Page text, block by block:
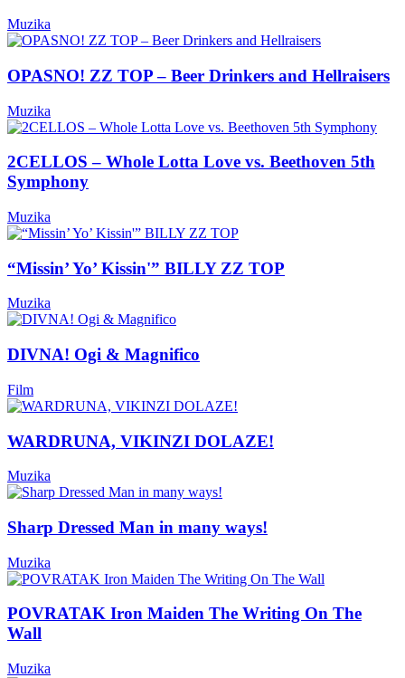
Muzika
OPASNO! ZZ TOP – Beer Drinkers and Hellraisers
Muzika
2CELLOS – Whole Lotta Love vs. Beethoven 5th
Symphony
Muzika
“Missin’ Yo’ Kissin'” BILLY ZZ TOP
Muzika
DIVNA! Ogi & Magnifico
Film
WARDRUNA, VIKINZI DOLAZE!
Muzika
Sharp Dressed Man in many ways!
Muzika
POVRATAK Iron Maiden The Writing On The
Wall
Muzika